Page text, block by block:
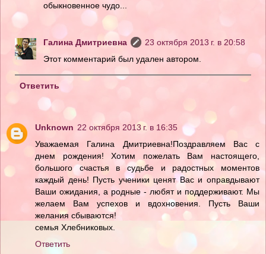
обыкновенное чудо...
Галина Дмитриевна
23 октября 2013 г. в 20:58
Этот комментарий был удален автором.
Ответить
Unknown 22 октября 2013 г. в 16:35
Уважаемая Галина Дмитриевна!Поздравляем Вас с
днем рождения! Хотим пожелать Вам настоящего,
большого счастья в судьбе и радостных моментов
каждый день! Пусть ученики ценят Вас и оправдывают
Ваши ожидания, а родные - любят и поддерживают. Мы
желаем Вам успехов и вдохновения. Пусть Ваши
желания сбываются!
семья Хлебниковых.
Ответить